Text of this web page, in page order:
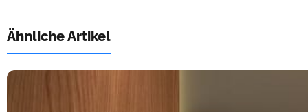
Ähnliche Artikel